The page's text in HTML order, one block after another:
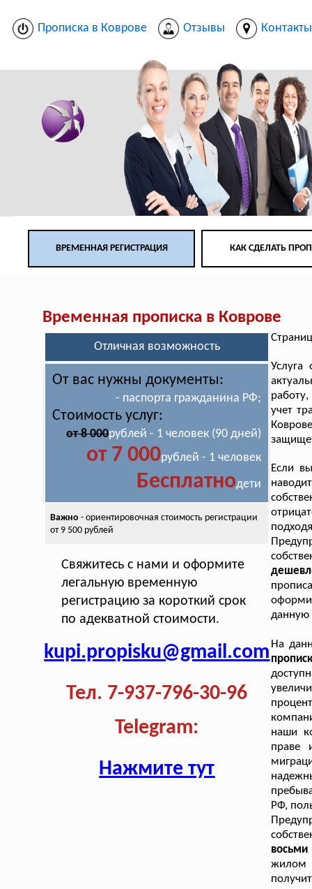
Прописка в Коврове Отзывы Контакты
ВРЕМЕННАЯ РЕГИСТРАЦИЯ КАК СДЕЛАТЬ
Временная прописка в Коврове
Отличная возможность
От вас нужны документы:
- паспорта гражданина РФ;
Стоимость услуг:
от 8 000рублей - 1 человек (90 дней)
от 7 000рублей - 1 человек
Бесплатнодети
Важно - ориентировочная стоимость регистрации
от 9 500 рублей
Свяжитесь с нами и оформите
легальную временную
регистрацию за короткий срок
по адекватной стоимости.
kupi.propisku@gmail.com
Тел. 7-937-796-30-96
Telegram:
Нажмите тут
учет
Если
данную
На
наши
праве
РФ,
восьми
жилом